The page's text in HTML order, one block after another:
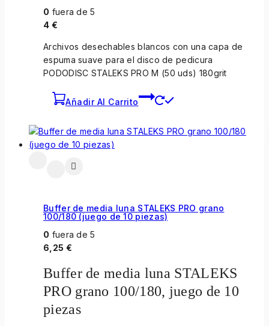
0 fuera de 5
4 €
Archivos desechables blancos con una capa de
espuma suave para el disco de pedicura
PODODISC STALEKS PRO M (50 uds) 180grit
Añadir Al Carrito
Buffer de media luna STALEKS PRO grano
100/180 (juego de 10 piezas)
0 fuera de 5
6,25 €
Buffer de media luna STALEKS
PRO grano 100/180, juego de 10
piezas